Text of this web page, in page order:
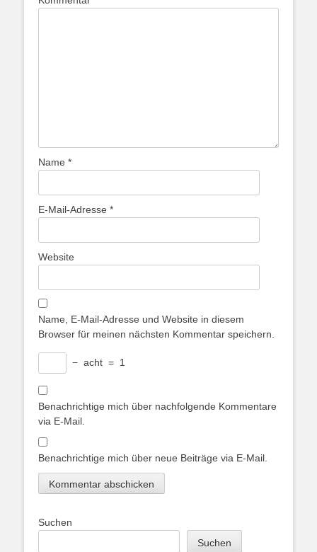
Name *
E-Mail-Adresse *
Website
Name, E-Mail-Adresse und Website in diesem
Browser für meinen nächsten Kommentar speichern.
− acht = 1
Benachrichtige mich über nachfolgende Kommentare
via E-Mail.
Benachrichtige mich über neue Beiträge via E-Mail.
Suchen
Suchen